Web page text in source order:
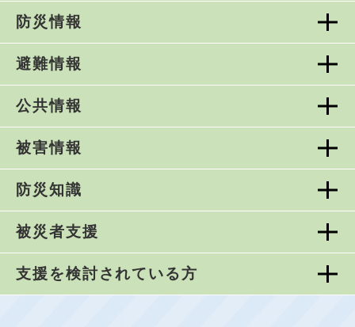
防災情報
避難情報
公共情報
被害情報
防災知識
被災者支援
支援を検討されている方